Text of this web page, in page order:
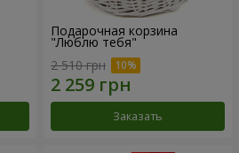
Подарочная корзина
"Люблю тебя"
2 510 грн
Заказать